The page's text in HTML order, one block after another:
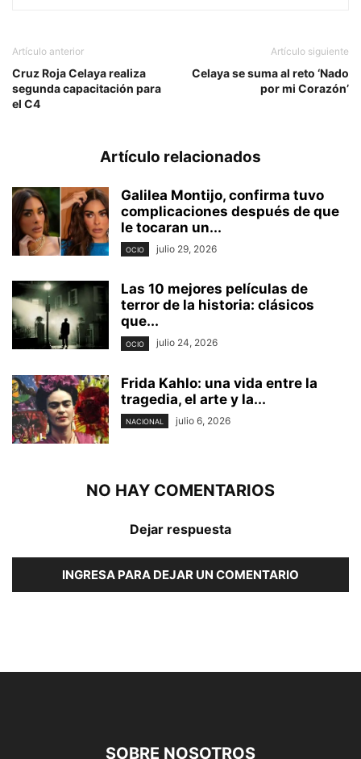
Artículo anterior
Cruz Roja Celaya realiza
segunda capacitación para
el C4
Artículo siguiente
Celaya se suma al reto ‘Nado
por mi Corazón’
Artículo relacionados
Galilea Montijo, confirma tuvo
complicaciones después de que
le tocaran un...
OCIO julio 29, 2026
Las 10 mejores películas de
terror de la historia: clásicos
que...
OCIO julio 24, 2026
Frida Kahlo: una vida entre la
tragedia, el arte y la...
NACIONAL julio 6, 2026
NO HAY COMENTARIOS
Dejar respuesta
INGRESA PARA DEJAR UN COMENTARIO
SOBRE NOSOTROS